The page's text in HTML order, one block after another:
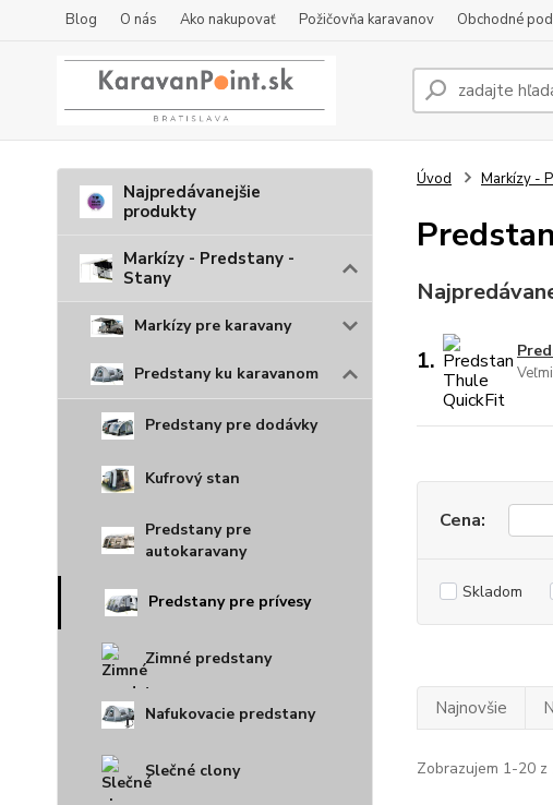
Blog O nás Ako nakupovať Požičovňa karavanov Obchodné
Najpredávanejšie
produkty
Markízy - Predstany -
Stany
Markízy pre karavany
Predstany ku karavanom
Predstany pre dodávky
Kufrový stan
Predstany pre
autokaravany
Predstany pre prívesy
Zimné predstany
Nafukovacie predstany
Slečné clony
Úvod Markízy -
1.
Cena:
Skladom
Najnovšie
Zobrazujem 1-20 z